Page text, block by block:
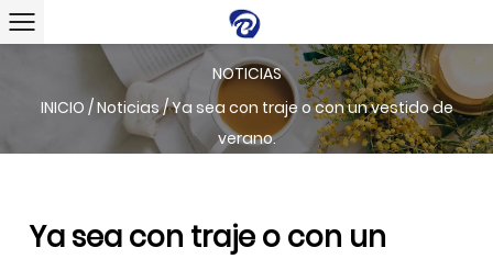
NOTICIAS
INICIO /Noticias/Ya sea con traje o con un vestido de
verano.
Ya sea con traje o con un